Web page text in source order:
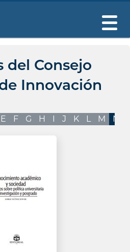
del Consejo
Innovación
E F G H I J K L M N